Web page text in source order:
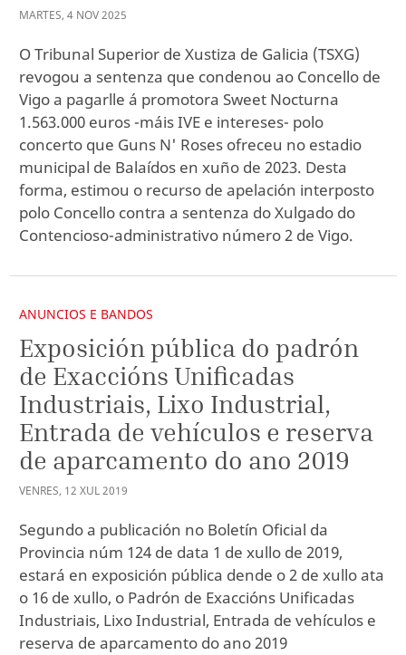
MARTES, 4 NOV2025
O Tribunal Superior de Xustiza de Galicia (TSXG)
revogou a sentenza que condenou ao Concello de
Vigo a pagarlle á promotora Sweet Nocturna
1.563.000 euros -máis IVE e intereses- polo
concerto que Guns N' Roses ofreceu no estadio
municipal de Balaídos en xuño de 2023. Desta
forma, estimou o recurso de apelación interposto
polo Concello contra a sentenza do Xulgado do
Contencioso-administrativo número 2 de Vigo.
ANUNCIOS E BANDOS
Exposición pública do padrón
de Exaccións Unificadas
Industriais, Lixo Industrial,
Entrada de vehículos e reserva
de aparcamento do ano 2019
VENRES, 12 XUL2019
Segundo a publicación no Boletín Oficial da
Provincia núm 124 de data 1 de xullo de 2019,
estará en exposición pública dende o 2 de xullo ata
o 16 de xullo, o Padrón de Exaccións Unificadas
Industriais, Lixo Industrial, Entrada de vehículos e
reserva de aparcamento do ano 2019